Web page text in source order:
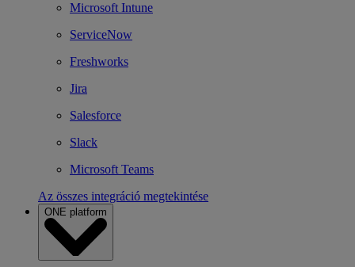
Microsoft Intune
ServiceNow
Freshworks
Jira
Salesforce
Slack
Microsoft Teams
Az összes integráció megtekintése
ONE platform